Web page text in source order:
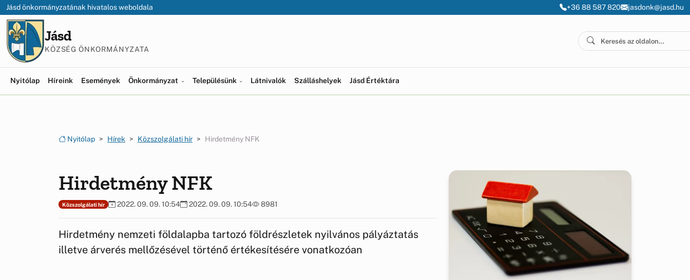
Ugrás a menüre
Ugrás a tartalomra
Jásd önkormányzatának hivatalos weboldala +36 88 587 820 jasdonk@jasd.hu
Jásd
KÖZSÉG ÖNKORMÁNYZATA
Nyitólap Híreink Események Önkormányzat Településünk Látnivalók Szálláshelyek Jásd Értéktára
Nyitólap Hírek Közszolgálati hír Hirdetmény NFK
Hirdetmény NFK
Közszolgálati hír 2022. 09. 09. 10:54 2022. 09. 09. 10:54 8981
Hirdetmény nemzeti földalapba tartozó földrészletek nyilvános pályáztatás
illetve árverés mellőzésével történő értékesítésére vonatkozóan